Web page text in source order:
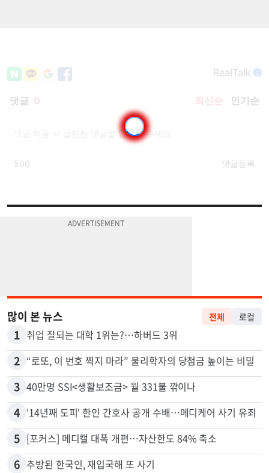
많이 본 뉴스 전체 로컬
1 취업 잘되는 대학 1위는?…하버드 3위
2 “로또, 이 번호 찍지 마라” 물리학자의 당첨금 높이는 비밀
3 40만명 SSI<생활보조금> 월 331불 깎이나
4 '14년째 도피' 한인 간호사 공개 수배…메디케어 사기 유죄
5 [포커스] 메디캘 대폭 개편…자산한도 84% 축소
6 추방된 한국인, 재입국해 또 사기